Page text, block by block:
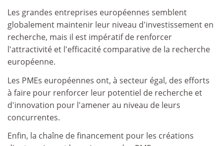
Les grandes entreprises européennes semblent
globalement maintenir leur niveau d'investissement en
recherche, mais il est impératif de renforcer
l'attractivité et l'efficacité comparative de la recherche
européenne.
Les PMEs européennes ont, à secteur égal, des efforts
à faire pour renforcer leur potentiel de recherche et
d'innovation pour l'amener au niveau de leurs
concurrentes.
Enfin, la chaîne de financement pour les créations